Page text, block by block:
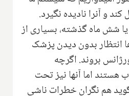
و آنرا نادیده نگیرد.
شش ماه گذشته، بسیاری از
انتظار بدون دیدن پزشک
بروند. اگرچه
هستند اما آنها نیز تحت
هم نگران خطرات ناشی